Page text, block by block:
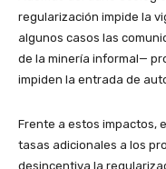
regularización impide la
algunos casos las
de la minería informal—
impiden la entrada de
Frente a estos impactos,
tasas adicionales a los
desincentiva la